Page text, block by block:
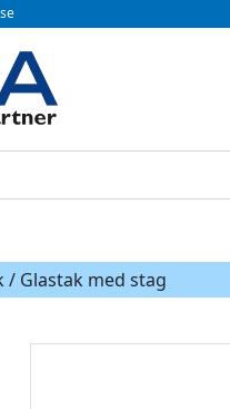
/ Glastak med stag